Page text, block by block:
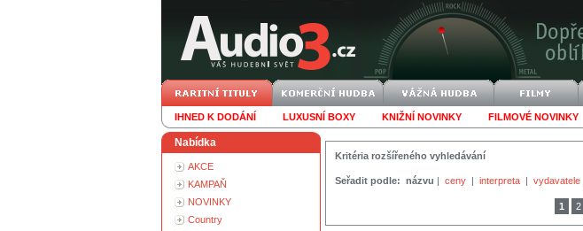
IHNED K DODÁNÍ LUXUSNÍ BOXY KNIŽNÍ NOVINKY FILMOVÉ NOVINKY
Nabídka
AKCE
KAMPAŇ
NOVINKY
Country
Kritéria rozšířeného vyhledávání
Seřadit podle: názvu | ceny | interpreta | vydavatele
1 2